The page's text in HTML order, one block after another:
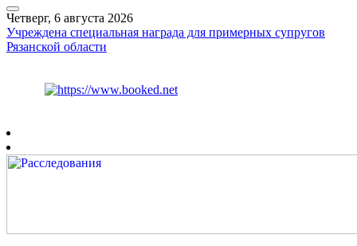
Четверг, 6 августа 2026
Учреждена специальная награда для примерных супругов
Рязанской области